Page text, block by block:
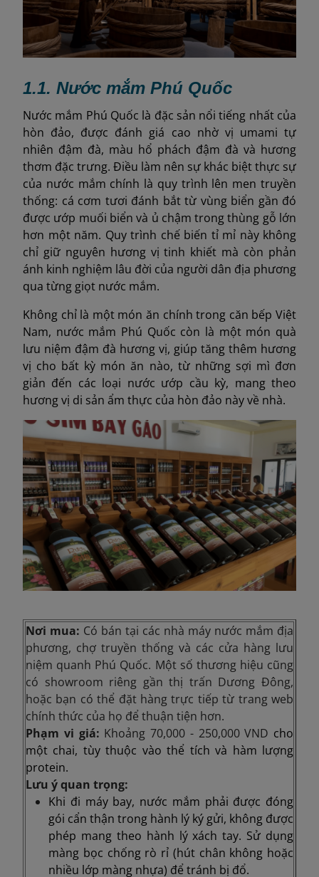
1.1. Nước mắm Phú Quốc
Nước mắm Phú Quốc là đặc sản nổi tiếng nhất của
hòn đảo, được đánh giá cao nhờ vị umami tự
nhiên đậm đà, màu hổ phách đậm đà và hương
thơm đặc trưng. Điều làm nên sự khác biệt thực sự
của nước mắm chính là quy trình lên men truyền
thống: cá cơm tươi đánh bắt từ vùng biển gần đó
được ướp muối biển và ủ chậm trong thùng gỗ lớn
hơn một năm. Quy trình chế biến tỉ mỉ này không
chỉ giữ nguyên hương vị tinh khiết mà còn phản
ánh kinh nghiệm lâu đời của người dân địa phương
qua từng giọt nước mắm.
Không chỉ là một món ăn chính trong căn bếp Việt
Nam, nước mắm Phú Quốc còn là một món quà
lưu niệm đậm đà hương vị, giúp tăng thêm hương
vị cho bất kỳ món ăn nào, từ những sợi mì đơn
giản đến các loại nước ướp cầu kỳ, mang theo
hương vị di sản ẩm thực của hòn đảo này về nhà.
Nơi mua: Có bán tại các nhà máy nước mắm địa
phương, chợ truyền thống và các cửa hàng lưu
niệm quanh Phú Quốc. Một số thương hiệu cũng
có showroom riêng gần thị trấn Dương Đông,
hoặc bạn có thể đặt hàng trực tiếp từ trang web
chính thức của họ để thuận tiện hơn.
Phạm vi giá: Khoảng 70,000 - 250,000 VND cho
một chai, tùy thuộc vào thể tích và hàm lượng
protein.
Lưu ý quan trọng:
Khi đi máy bay, nước mắm phải được đóng
gói cẩn thận trong hành lý ký gửi, không được
phép mang theo hành lý xách tay. Sử dụng
màng bọc chống rò rỉ (hút chân không hoặc
nhiều lớp màng nhựa) để tránh bị đổ.